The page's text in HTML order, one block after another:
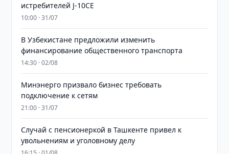
истребителей J-10CE
10:00 · 31/07
В Узбекистане предложили изменить
финансирование общественного транспорта
14:30 · 02/08
Минэнерго призвало бизнес требовать
подключение к сетям
21:00 · 31/07
Случай с пенсионеркой в Ташкенте привел к
увольнениям и уголовному делу